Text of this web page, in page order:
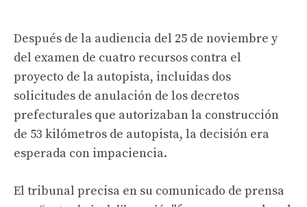
Después de la audiencia del 25 de noviembre y
del examen de cuatro recursos contra el
proyecto de la autopista, incluidas dos
solicitudes de anulación de los decretos
prefecturales que autorizaban la construcción
de 53 kilómetros de autopista, la decisión era
esperada con impaciencia.
El tribunal precisa en su comunicado de prensa